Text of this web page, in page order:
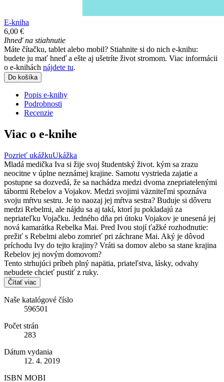
E-kniha
6,00 €
Ihneď na stiahnutie
Máte čítačku, tablet alebo mobil? Stiahnite si do nich e-knihu:
budete ju mať hneď a ešte aj ušetríte život stromom. Viac informácii
o e-knihách nájdete tu.
Do košíka
Popis e-knihy
Podrobnosti
Recenzie
Viac o e-knihe
Pozrieť ukážkuUkážka
Mladá medička Iva si žije svoj študentský život. kým sa zrazu
neocitne v úplne neznámej krajine. Samotu vystrieda zajatie a
postupne sa dozvedá, že sa nachádza medzi dvoma znepriatelenými
tábormi Rebelov a Vojakov. Medzi svojimi väzniteľmi spoznáva
svoju mŕtvu sestru. Je to naozaj jej mŕtva sestra? Buduje si dôveru
medzi Rebelmi, ale nájdu sa aj takí, ktorí ju pokladajú za
nepriateľku Vojačku. Jedného dňa pri útoku Vojakov je unesená jej
nová kamarátka Rebelka Mai. Pred Ivou stojí ťažké rozhodnutie:
prežiť s Rebelmi alebo zomrieť pri záchrane Mai. Aký je dôvod
príchodu Ivy do tejto krajiny? Vráti sa domov alebo sa stane krajina
Rebelov jej novým domovom?
Tento strhujúci príbeh plný napätia, priateľstva, lásky, odvahy
nebudete chcieť pustiť z ruky.
Čítať viac
Naše katalógové číslo
596501
Počet strán
283
Dátum vydania
12. 4. 2019
ISBN MOBI